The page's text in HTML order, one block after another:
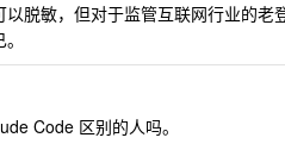
脱敏，但对于监管互联网行业的
Code 区别的人吗。